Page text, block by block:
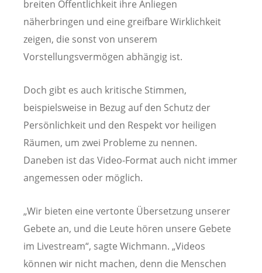
breiten Öffentlichkeit ihre Anliegen
näherbringen und eine greifbare Wirklichkeit
zeigen, die sonst von unserem
Vorstellungsvermögen abhängig ist.
Doch gibt es auch kritische Stimmen,
beispielsweise in Bezug auf den Schutz der
Persönlichkeit und den Respekt vor heiligen
Räumen, um zwei Probleme zu nennen.
Daneben ist das Video-Format auch nicht immer
angemessen oder möglich.
„Wir bieten eine vertonte Übersetzung unserer
Gebete an, und die Leute hören unsere Gebete
im Livestream“, sagte Wichmann. „Videos
können wir nicht machen, denn die Menschen